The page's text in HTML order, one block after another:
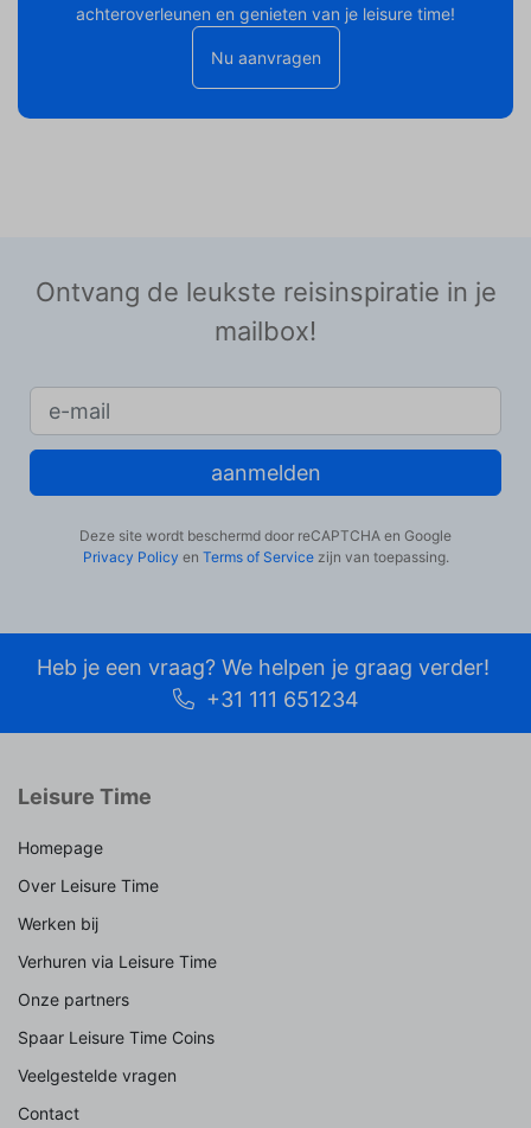
achteroverleunen en genieten van je leisure time!
Nu aanvragen
Ontvang de leukste reisinspiratie in je
mailbox!
aanmelden
Deze site wordt beschermd door reCAPTCHA en Google
Privacy Policy en Terms of Servicezijn van toepassing.
Heb je een vraag? We helpen je graag verder!
+31 111 651234
Leisure Time
Homepage
Over Leisure Time
Werken bij
Verhuren via Leisure Time
Onze partners
Spaar Leisure Time Coins
Veelgestelde vragen
Contact